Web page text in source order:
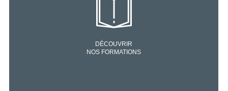
DÉCOUVRIR
NOS FORMATIONS